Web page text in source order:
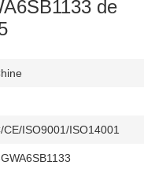
de
CE/ISO9001/ISO14001